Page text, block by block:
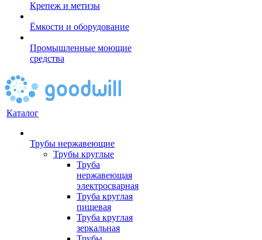
Крепеж и метизы
Ёмкости и оборудование
Промышленные моющие
средства
Каталог
Трубы нержавеющие
Трубы круглые
Труба
нержавеющая
электросварная
Труба круглая
пищевая
Труба круглая
зеркальная